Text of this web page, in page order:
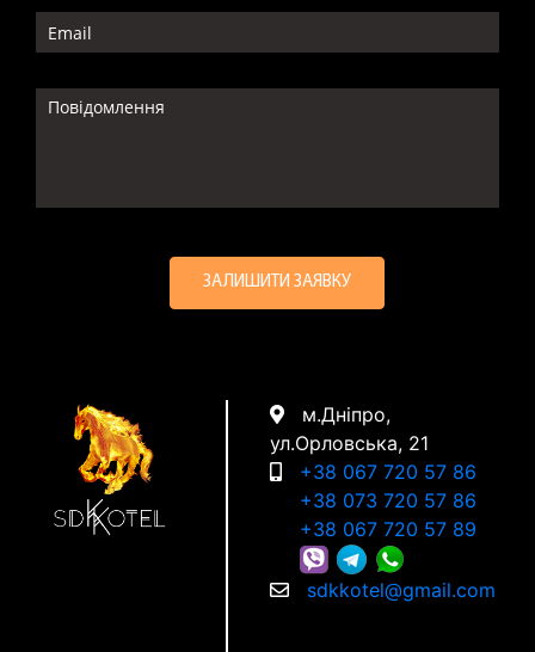
м.Дніпро,
ул.Орловська, 21
+38 067 720 57 86
+38 073 720 57 86
+38 067 720 57 89
sdkkotel@gmail.com